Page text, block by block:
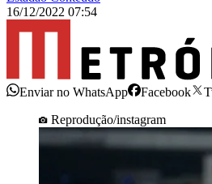
16/12/2022 07:54
Enviar no WhatsApp Facebook
Reprodução/instagram